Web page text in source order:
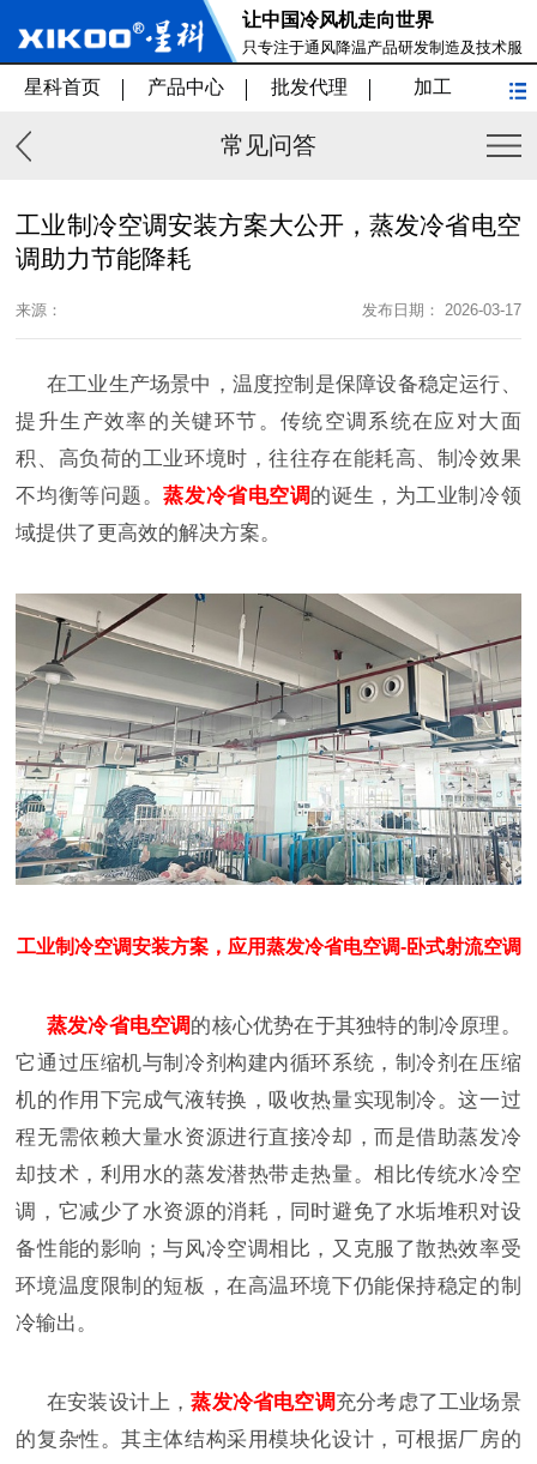
让中国冷风机走向世界
只专注于通风降温产品研发制造及技术服
务
星科首页 产品中心 批发代理 加工
常见问答
工业制冷空调安装方案大公开，蒸发冷省电空
调助力节能降耗
来源： 发布日期： 2026-03-17
在工业生产场景中，温度控制是保障设备稳定运行、
提升生产效率的关键环节。传统空调系统在应对大面
积、高负荷的工业环境时，往往存在能耗高、制冷效果
不均衡等问题。蒸发冷省电空调的诞生，为工业制冷领
域提供了更高效的解决方案。
工业制冷空调安装方案，应用蒸发冷省电空调-卧式射流空调
蒸发冷省电空调的核心优势在于其独特的制冷原理。
它通过压缩机与制冷剂构建内循环系统，制冷剂在压缩
机的作用下完成气液转换，吸收热量实现制冷。这一过
程无需依赖大量水资源进行直接冷却，而是借助蒸发冷
却技术，利用水的蒸发潜热带走热量。相比传统水冷空
调，它减少了水资源的消耗，同时避免了水垢堆积对设
备性能的影响；与风冷空调相比，又克服了散热效率受
环境温度限制的短板，在高温环境下仍能保持稳定的制
冷输出。
在安装设计上，蒸发冷省电空调充分考虑了工业场景
的复杂性。其主体结构采用模块化设计，可根据厂房的